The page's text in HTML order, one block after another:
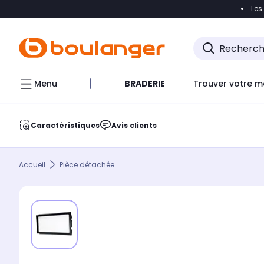
Accéder
Menu BRADERIE Trouver votre
Caractéristiques Avis clients
Accueil Pièce détachée